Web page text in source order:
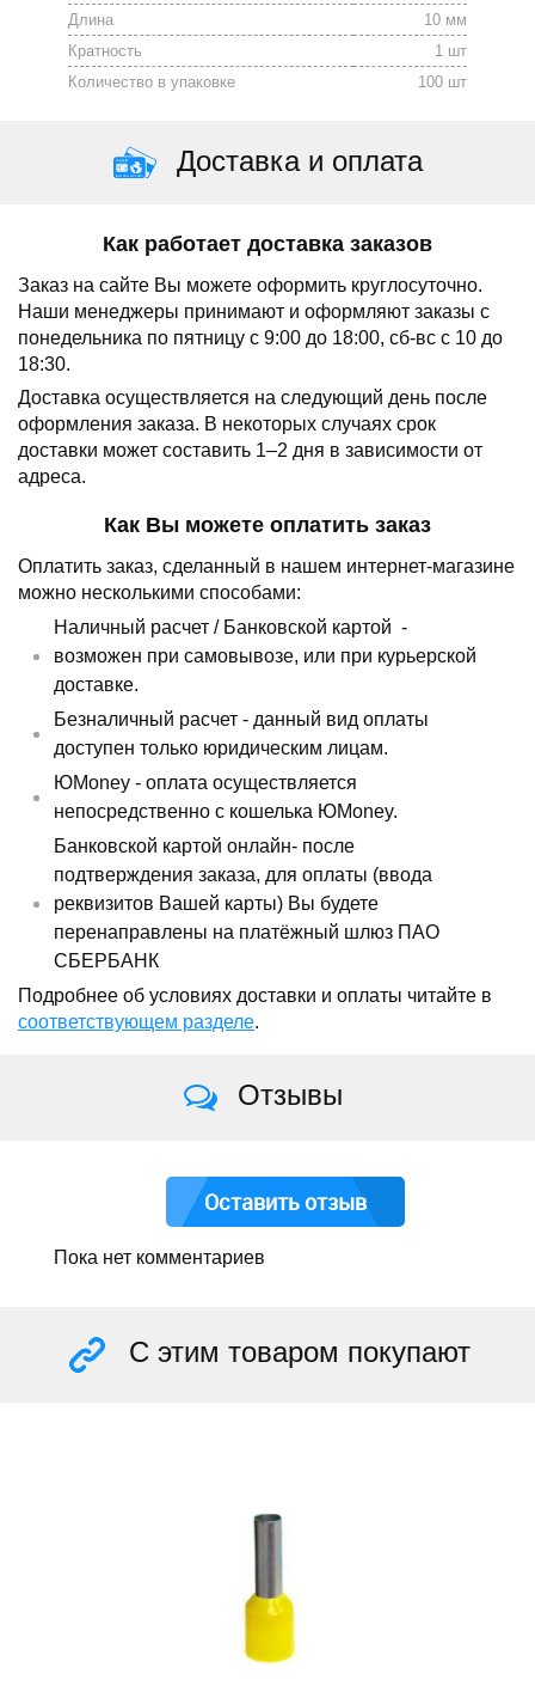
Длина
10 мм
Кратность
1 шт
Количество в упаковке
100 шт
Доставка и оплата
Как работает доставка заказов
Заказ на сайте Вы можете оформить круглосуточно.
Наши менеджеры принимают и оформляют заказы с
понедельника по пятницу с 9:00 до 18:00, сб-вс с 10 до
18:30.
Доставка осуществляется на следующий день после
оформления заказа. В некоторых случаях срок
доставки может составить 1–2 дня в зависимости от
адреса.
Как Вы можете оплатить заказ
Оплатить заказ, сделанный в нашем интернет-магазине
можно несколькими способами:
Наличный расчет / Банковской картой -
возможен при самовывозе, или при курьерской
доставке.
Безналичный расчет - данный вид оплаты
доступен только юридическим лицам.
ЮMoney - оплата осуществляется
непосредственно с кошелька ЮMoney.
Банковской картой онлайн- после
подтверждения заказа, для оплаты (ввода
реквизитов Вашей карты) Вы будете
перенаправлены на платёжный шлюз ПАО
СБЕРБАНК
Подробнее об условиях доставки и оплаты читайте в
соответствующем разделе.
Отзывы
Оставить отзыв
Пока нет комментариев
С этим товаром покупают